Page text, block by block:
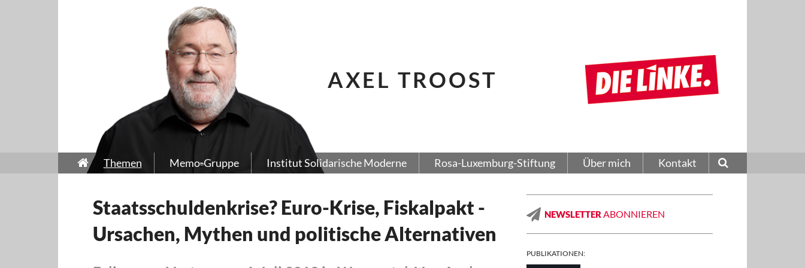
AXEL TROOST
Themen Memo-Gruppe Institut Solidarische Moderne Rosa-Luxemburg-Stiftung Über mich Kontakt
Staatsschuldenkrise? Euro-Krise, Fiskalpakt -
Ursachen, Mythen und politische Alternativen
NEWSLETTER ABONNIEREN
PUBLIKATIONEN: